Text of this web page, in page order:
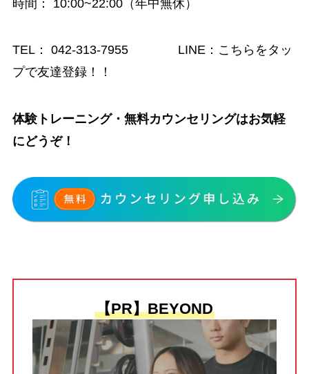
時間 ： 10:00~22:00（年中無休）
TEL： 042-313-7955LINE： こちらをタッ
プで友達登録！！
体験トレーニング・無料カウンセリングはお気軽
にどうぞ！
【PR】BEYOND